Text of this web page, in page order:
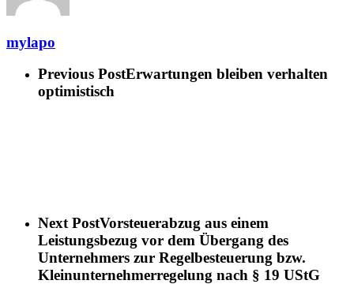
mylapo
Previous PostErwartungen bleiben verhalten
optimistisch
Next PostVorsteuerabzug aus einem
Leistungsbezug vor dem Übergang des
Unternehmers zur Regelbesteuerung bzw.
Kleinunternehmerregelung nach § 19 UStG